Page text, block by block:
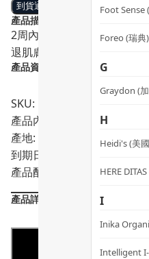
Foot Sense
Foreo (瑞典)
G
Graydon (
H
Heidi's (美
HERE
I
Inika
Intelligent
到貨通知
產品描述：
2周內皺紋減少32%！針對
退肌膚老化痕跡。
產品資料：
SKU: PRO02029
產品內容: FAQ™ 202 矽膠
產地: 中國
到期日:
產品配方會不時作出更改，
產品詳情